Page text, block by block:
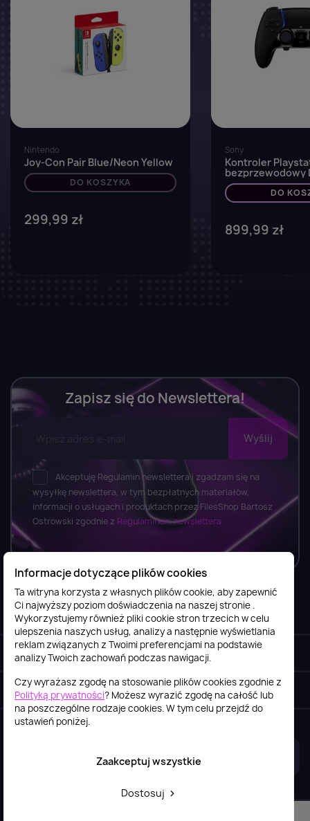
Nintendo
Joy-Con Pair Blue/Neon Yellow
DO KOSZYKA
299,99 zł
Sony
Kontroler
bezprzewodowy
Edge Midnight
DO
899,99 zł
Zapisz się do Newslettera!
Akceptuję Regulamin newslettera i zgadzam się na
wysyłkę newslettera, w tym bezpłatnych materiałów,
informacji o usługach i produktach przez FilesShop Bartosz
Ostrowski zgodnie z Regulaminem newslettera.
Informacje
Obsługa klienta
Szybki kontakt keyboard_arrow_down
Informacje dotyczące plików cookies
Ta witryna korzysta z własnych plików cookie, aby zapewnić
Ci najwyższy poziom doświadczenia na naszej stronie .
Wykorzystujemy również pliki cookie stron trzecich w celu
ulepszenia naszych usług, analizy a następnie wyświetlania
reklam związanych z Twoimi preferencjami na podstawie
analizy Twoich zachowań podczas nawigacji.
Czy wyrażasz zgodę na stosowanie plików cookies zgodnie z
Polityką prywatności? Możesz wyrazić zgodę na całość lub
na poszczególne rodzaje cookies. W tym celu przejdź do
ustawień poniżej.
Dostosuj
Zaakceptuj wszystkie
2026© itstore.com.pl Projekt i realizacja: